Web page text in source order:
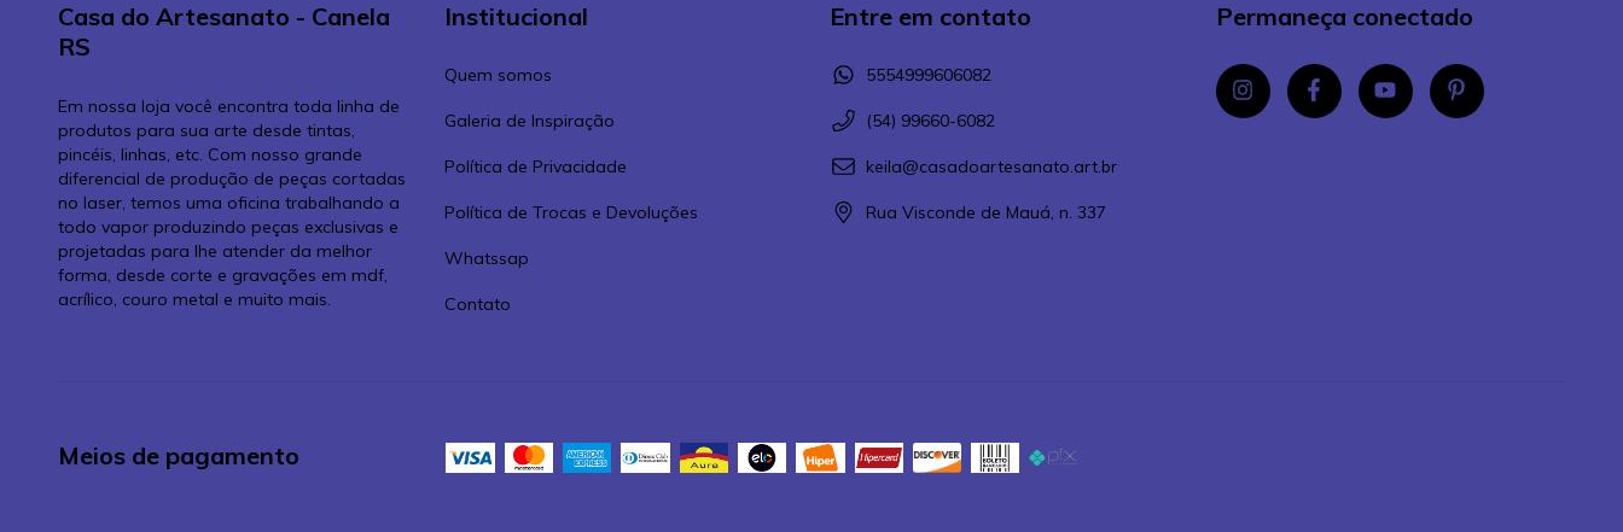
Casa do Artesanato - Canela
RS
Em nossa loja você encontra toda linha de
produtos para sua arte desde tintas,
pincéis, linhas, etc. Com nosso grande
diferencial de produção de peças cortadas
no laser, temos uma oficina trabalhando a
todo vapor produzindo peças exclusivas e
projetadas para lhe atender da melhor
forma, desde corte e gravações em mdf,
acrílico, couro metal e muito mais.
Institucional
Quem somos
Galeria de Inspiração
Política de Privacidade
Política de Trocas e Devoluções
Whatssap
Contato
Entre em contato
5554999606082
(54) 99660-6082
keila@casadoartesanato.art.br
Rua Visconde de Mauá, n. 337
Permaneça conectado
Meios de pagamento